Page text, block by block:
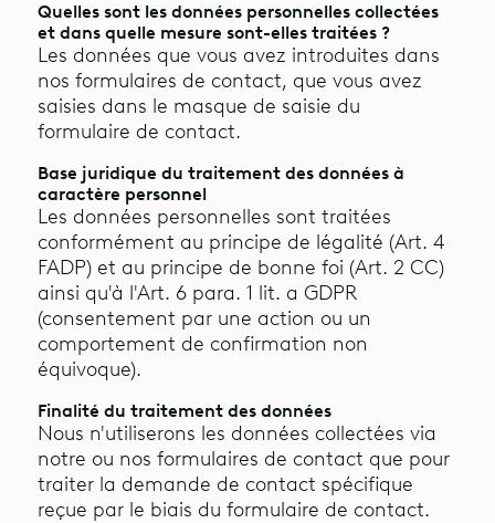
Quelles sont les données personnelles collectées
et dans quelle mesure sont-elles traitées ?
Les données que vous avez introduites dans
nos formulaires de contact, que vous avez
saisies dans le masque de saisie du
formulaire de contact.
Base juridique du traitement des données à
caractère personnel
Les données personnelles sont traitées
conformément au principe de légalité (Art. 4
FADP) et au principe de bonne foi (Art. 2 CC)
ainsi qu'à l'Art. 6 para. 1 lit. a GDPR
(consentement par une action ou un
comportement de confirmation non
équivoque).
Finalité du traitement des données
Nous n'utiliserons les données collectées via
notre ou nos formulaires de contact que pour
traiter la demande de contact spécifique
reçue par le biais du formulaire de contact.